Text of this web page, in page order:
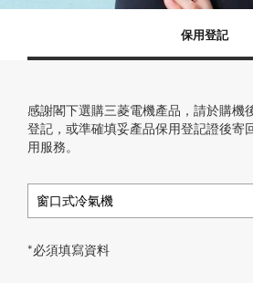
保用登記
感謝閣下選購三菱電機產品，請於購機
登記，或準確填妥產品保用登記證後寄
用服務。
窗口式冷氣機
*必須填寫資料